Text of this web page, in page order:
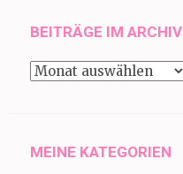
BEITRÄGE IM ARCHIV
Beiträge
MEINE KATEGORIEN